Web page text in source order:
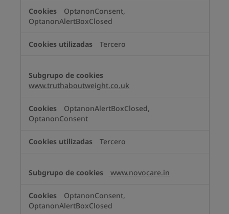
OptanonConsent,
OptanonAlertBoxClosed
Tercero
www.truthaboutweight.co.uk
OptanonAlertBoxClosed,
OptanonConsent
Tercero
www.novocare.in
OptanonConsent,
OptanonAlertBoxClosed